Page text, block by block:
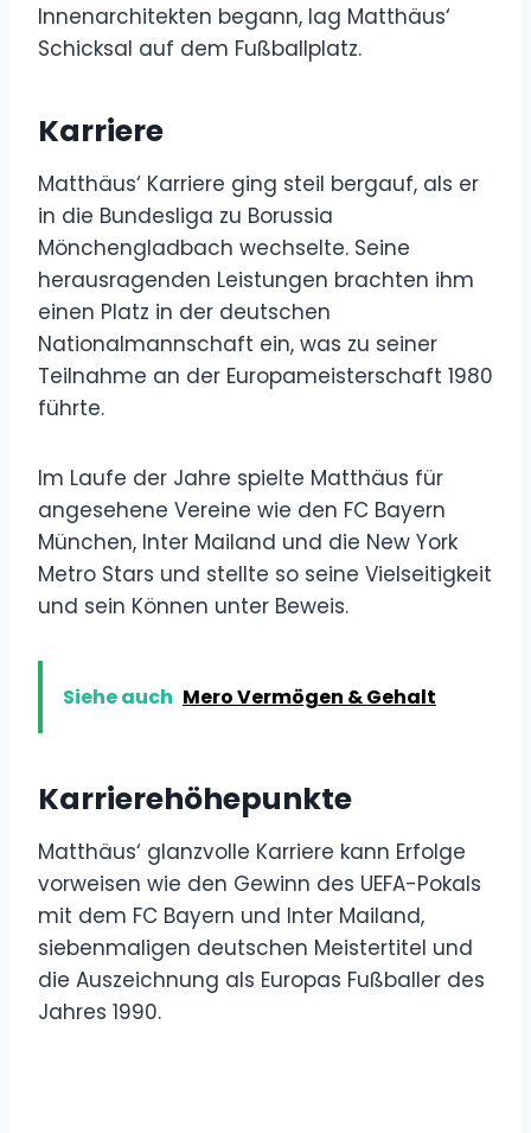
Innenarchitekten begann, lag Matthäus‘
Schicksal auf dem Fußballplatz.
Karriere
Matthäus‘ Karriere ging steil bergauf, als er
in die Bundesliga zu Borussia
Mönchengladbach wechselte. Seine
herausragenden Leistungen brachten ihm
einen Platz in der deutschen
Nationalmannschaft ein, was zu seiner
Teilnahme an der Europameisterschaft 1980
führte.
Im Laufe der Jahre spielte Matthäus für
angesehene Vereine wie den FC Bayern
München, Inter Mailand und die New York
Metro Stars und stellte so seine Vielseitigkeit
und sein Können unter Beweis.
Siehe auch Mero Vermögen & Gehalt
Karrierehöhepunkte
Matthäus‘ glanzvolle Karriere kann Erfolge
vorweisen wie den Gewinn des UEFA-Pokals
mit dem FC Bayern und Inter Mailand,
siebenmaligen deutschen Meistertitel und
die Auszeichnung als Europas Fußballer des
Jahres 1990.